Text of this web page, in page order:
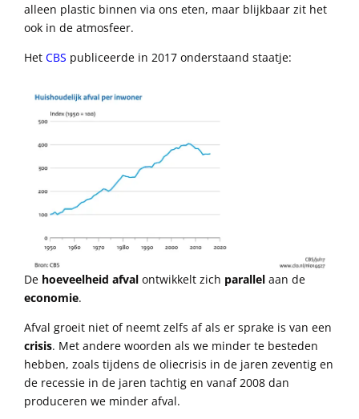
alleen plastic binnen via ons eten, maar blijkbaar zit het
ook in de atmosfeer.
Het CBS publiceerde in 2017 onderstaand staatje:
De hoeveelheid afval ontwikkelt zich parallel aan de
economie.
Afval groeit niet of neemt zelfs af als er sprake is van een
crisis. Met andere woorden als we minder te besteden
hebben, zoals tijdens de oliecrisis in de jaren zeventig en
de recessie in de jaren tachtig en vanaf 2008 dan
produceren we minder afval.